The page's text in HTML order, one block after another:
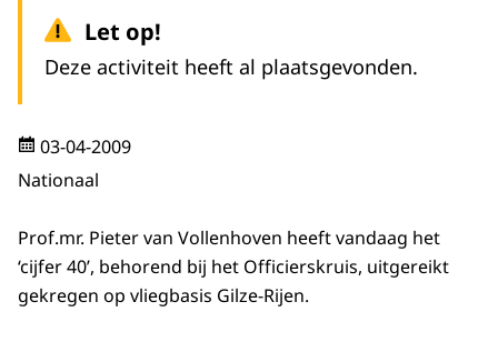
Let op!
Deze activiteit heeft al plaatsgevonden.
03-04-2009
Nationaal
Prof.mr. Pieter van Vollenhoven heeft vandaag het
‘cijfer 40’, behorend bij het Officierskruis, uitgereikt
gekregen op vliegbasis Gilze-Rijen.